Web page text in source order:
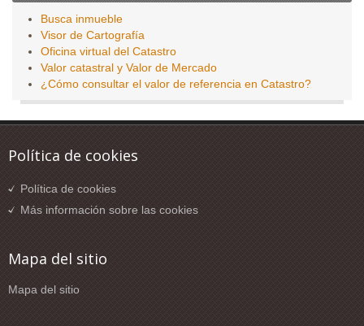
Busca inmueble
Visor de Cartografía
Oficina virtual del Catastro
Valor catastral y Valor de Mercado
¿Cómo consultar el valor de referencia en Catastro?
Política de cookies
Política de cookies
Más información sobre las cookies
Mapa del sitio
Mapa del sitio